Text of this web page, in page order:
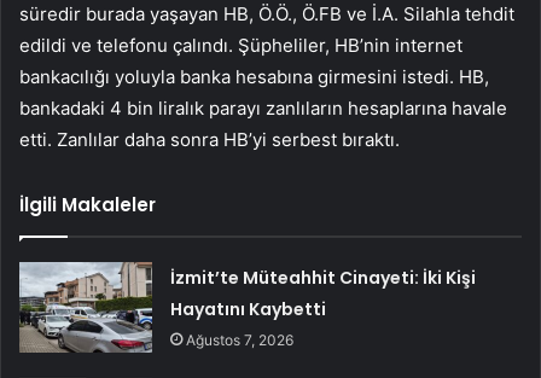
süredir burada yaşayan HB, Ö.Ö., Ö.FB ve İ.A. Silahla tehdit
edildi ve telefonu çalındı. Şüpheliler, HB’nin internet
bankacılığı yoluyla banka hesabına girmesini istedi. HB,
bankadaki 4 bin liralık parayı zanlıların hesaplarına havale
etti. Zanlılar daha sonra HB’yi serbest bıraktı.
İlgili Makaleler
İzmit’te Müteahhit Cinayeti: İki Kişi
Hayatını Kaybetti
Ağustos 7, 2026